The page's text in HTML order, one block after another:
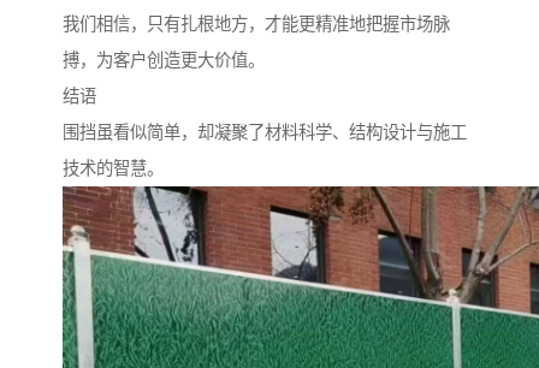
我们相信，只有扎根地方，才能更精准地把握市场脉
搏，为客户创造更大价值。
结语
围挡虽看似简单，却凝聚了材料科学、结构设计与施工
技术的智慧。